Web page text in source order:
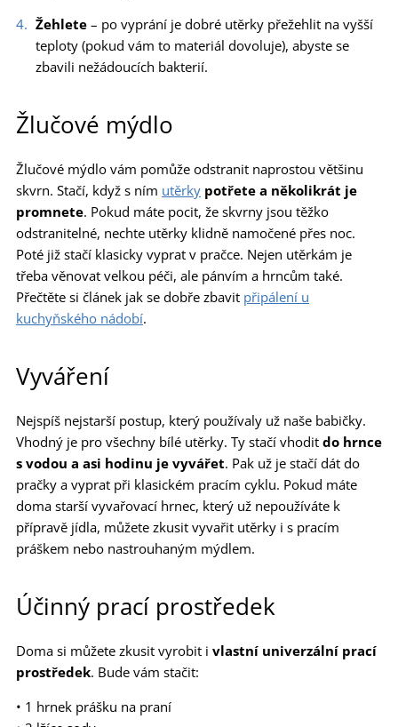
Žehlete – po vyprání je dobré utěrky přežehlit na vyšší
teploty (pokud vám to materiál dovoluje), abyste se
zbavili nežádoucích bakterií.
Žlučové mýdlo
Žlučové mýdlo vám pomůže odstranit naprostou většinu
skvrn. Stačí, když s ním utěrky potřete a několikrát je
promnete. Pokud máte pocit, že skvrny jsou těžko
odstranitelné, nechte utěrky klidně namočené přes noc.
Poté již stačí klasicky vyprat v pračce. Nejen utěrkám je
třeba věnovat velkou péči, ale pánvím a hrncům také.
Přečtěte si článek jak se dobře zbavit připálení u
kuchyňského nádobí.
Vyváření
Nejspíš nejstarší postup, který používaly už naše babičky.
Vhodný je pro všechny bílé utěrky. Ty stačí vhodit do hrnce
s vodou a asi hodinu je vyvářet. Pak už je stačí dát do
pračky a vyprat při klasickém pracím cyklu. Pokud máte
doma starší vyvařovací hrnec, který už nepoužíváte k
přípravě jídla, můžete zkusit vyvařit utěrky i s pracím
práškem nebo nastrouhaným mýdlem.
Účinný prací prostředek
Doma si můžete zkusit vyrobit i vlastní univerzální prací
prostředek. Bude vám stačit:
• 1 hrnek prášku na praní